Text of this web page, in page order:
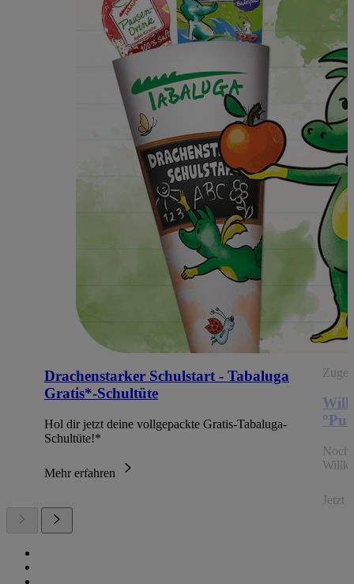
Drachenstarker Schulstart - Tabaluga
Gratis*-Schultüte
Hol dir jetzt deine vollgepackte Gratis-Tabaluga-
Schultüte!*
Mehr erfahren
Noch
Jetzt